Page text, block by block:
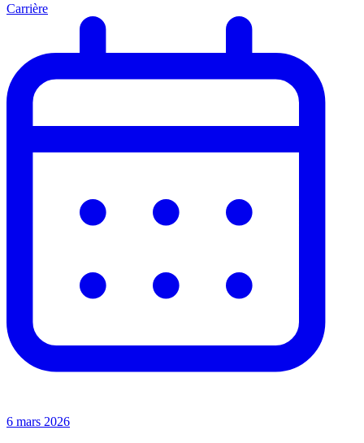
Carrière
6 mars 2026